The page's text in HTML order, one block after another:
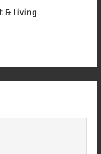
& Living